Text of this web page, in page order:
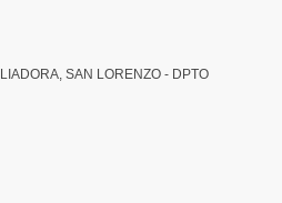
SAN LORENZO - DPTO